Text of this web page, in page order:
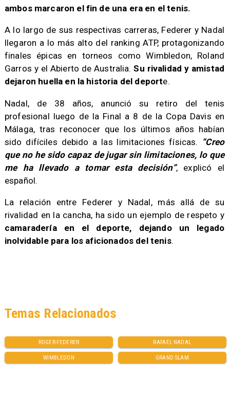
ambos marcaron el fin de una era en el tenis.
A lo largo de sus respectivas carreras, Federer y Nadal
llegaron a lo más alto del ranking ATP, protagonizando
finales épicas en torneos como Wimbledon, Roland
Garros y el Abierto de Australia. Su rivalidad y amistad
dejaron huella en la historia del deporte.
Nadal, de 38 años, anunció su retiro del tenis
profesional luego de la Final a 8 de la Copa Davis en
Málaga, tras reconocer que los últimos años habían
sido difíciles debido a las limitaciones físicas.
“Creo
que no he sido capaz de jugar sin limitaciones, lo que
me ha llevado a tomar esta decisión”, explicó el
español.
La relación entre Federer y Nadal, más allá de su
rivalidad en la cancha, ha sido un ejemplo de respeto y
camaradería en el deporte, dejando un legado
inolvidable para los aficionados del tenis.
ROGER FEDERER RAFAEL NADAL
WIMBLEDON GRAND SLAM
Temas Relacionados